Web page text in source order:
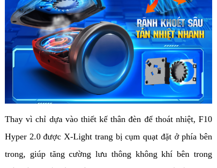
Thay vì chỉ dựa vào thiết kế thân đèn để thoát nhiệt, F10
Hyper 2.0 được X-Light trang bị cụm quạt đặt ở phía bên
trong, giúp tăng cường lưu thông không khí bên trong